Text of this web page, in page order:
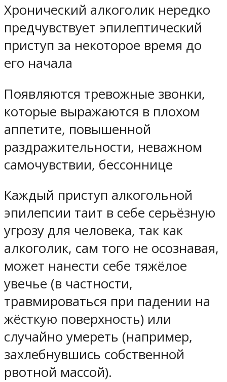
Хронический алкоголик нередко
предчувствует эпилептический
приступ за некоторое время до
его начала
Появляются тревожные звонки,
которые выражаются в плохом
аппетите, повышенной
раздражительности, неважном
самочувствии, бессоннице
Каждый приступ алкогольной
эпилепсии таит в себе серьёзную
угрозу для человека, так как
алкоголик, сам того не осознавая,
может нанести себе тяжёлое
увечье (в частности,
травмироваться при падении на
жёсткую поверхность) или
случайно умереть (например,
захлебнувшись собственной
рвотной массой).